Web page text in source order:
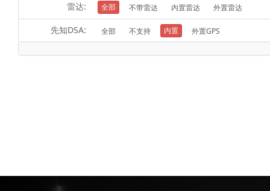
雷达: 全部 不带雷达 内置雷达 外置雷达
先知DSA: 全部 不支持 内置 外置GPS